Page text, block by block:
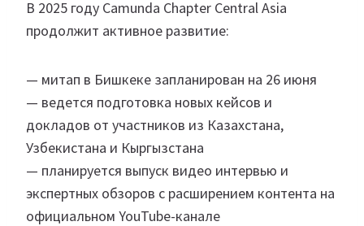
В 2025 году Camunda Chapter Central Asia
продолжит активное развитие:
— митап в Бишкеке запланирован на 26 июня
— ведется подготовка новых кейсов и
докладов от участников из Казахстана,
Узбекистана и Кыргызстана
— планируется выпуск видео интервью и
экспертных обзоров с расширением контента на
официальном YouTube-канале